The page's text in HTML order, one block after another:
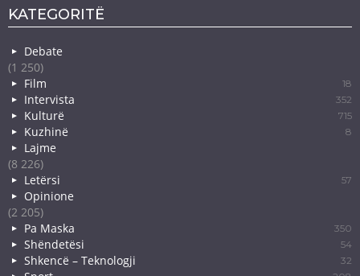
KATEGORITË
Debate
(1 250)
Film
18
Intervista 352
Kulturë 715
Kuzhinë 8
Lajme
(8 226)
Letërsi
57
Opinione
(2 205)
Pa Maska
350
Shëndetësi 54
Shkencë – Teknologji 32